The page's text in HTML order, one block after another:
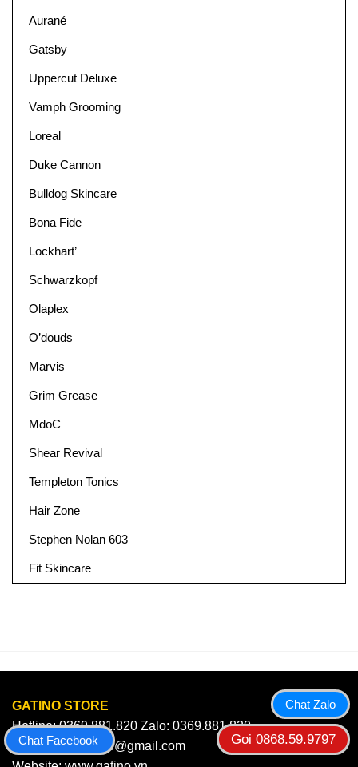
Aurané
Gatsby
Uppercut Deluxe
Vamph Grooming
Loreal
Duke Cannon
Bulldog Skincare
Bona Fide
Lockhart’
Schwarzkopf
Olaplex
O’douds
Marvis
Grim Grease
MdoC
Shear Revival
Templeton Tonics
Hair Zone
Stephen Nolan 603
Fit Skincare
GATINO STORE
Hotline: 0369.881.820 Zalo: 0369.881.820
Email: gatinostore@gmail.com
Chat Zalo
Chat Facebook Gọi 0868.59.9797